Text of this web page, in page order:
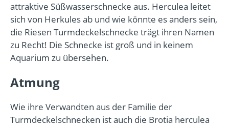
attraktive Süßwasserschnecke aus. Herculea leitet
sich von Herkules ab und wie könnte es anders sein,
die Riesen Turmdeckelschnecke trägt ihren Namen
zu Recht! Die Schnecke ist groß und in keinem
Aquarium zu übersehen.
Atmung
Wie ihre Verwandten aus der Familie der
Turmdeckelschnecken ist auch die Brotia herculea